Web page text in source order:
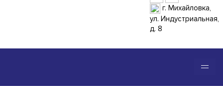
г. Михайловка,
ул. Индустриальная,
д. 8